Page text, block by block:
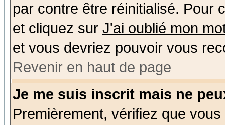
par contre être réinitialisé. Pour
et cliquez sur J'ai oublié mon
et vous devriez pouvoir vous
Revenir en haut de page
Je me suis inscrit mais ne
Premièrement, vérifiez que